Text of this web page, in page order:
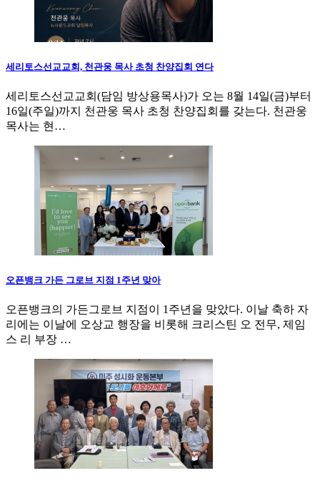
세리토스선교교회, 천관웅 목사 초청 찬양집회 연다
세리토스선교교회(담임 방상용목사)가 오는 8월 14일(금)부터
16일(주일)까지 천관웅 목사 초청 찬양집회를 갖는다. 천관웅
목사는 현…
오픈뱅크 가든 그로브 지점 1주년 맞아
오픈뱅크의 가든그로브 지점이 1주년을 맞았다. 이날 축하 자
리에는 이날에 오상교 행장을 비롯해 크리스틴 오 전무, 제임
스 리 부장 …